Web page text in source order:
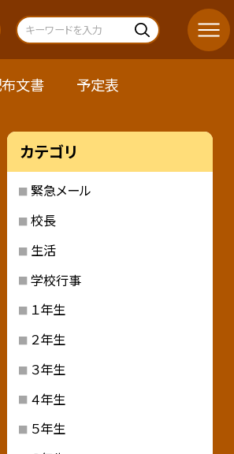
文書 予定表
カテゴリ
緊急メール
校長
生活
学校行事
１年生
２年生
３年生
４年生
５年生